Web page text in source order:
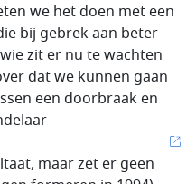
we het doen met een
bij gebrek aan beter
zit er nu te wachten
dat we kunnen gaan
een doorbraak en
maar zet er geen